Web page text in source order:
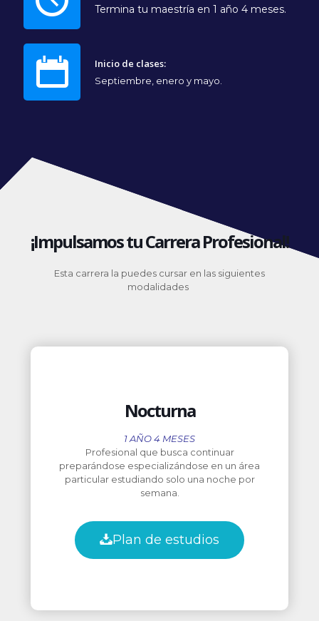
Termina tu maestría en 1 año 4 meses.
Inicio de clases:
Septiembre, enero y mayo.
¡Impulsamos tu Carrera Profesional!
Esta carrera la puedes cursar en las siguientes
modalidades
Nocturna
1 AÑO 4 MESES
Profesional que busca continuar
preparándose especializándose en un área
particular estudiando solo una noche por
semana.
Plan de estudios